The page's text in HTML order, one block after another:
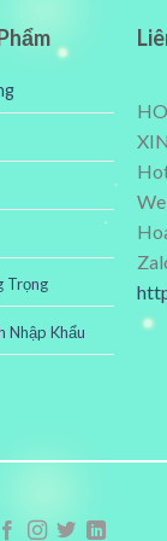
Trọng
Nhập Khẩu